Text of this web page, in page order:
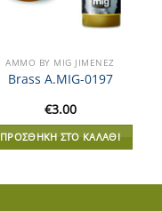
AMMO BY MIG JIMENEZ
Brass A.MIG-0197
€3.00
ΠΡΟΣΘΉΚΗ ΣΤΟ ΚΑΛΆΘΙ